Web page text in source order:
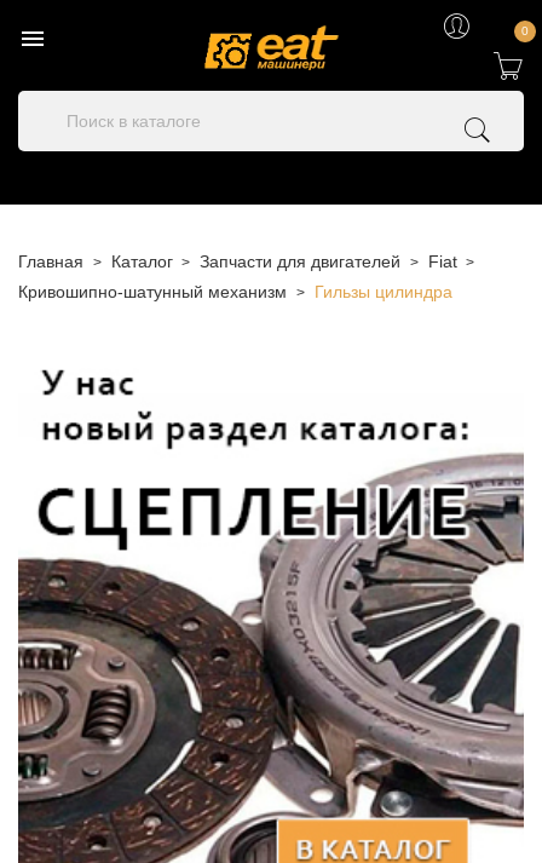
 0
Главная Каталог Запчасти для двигателей
Fiat
Кривошипно-шатунный механизм
Гильзы цилиндра